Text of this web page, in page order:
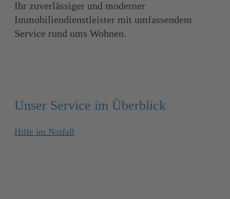
Ihr zuverlässiger und moderner
Immobiliendienstleister mit umfassendem
Service rund ums Wohnen.
Unser Service im Überblick
Hilfe im Notfall